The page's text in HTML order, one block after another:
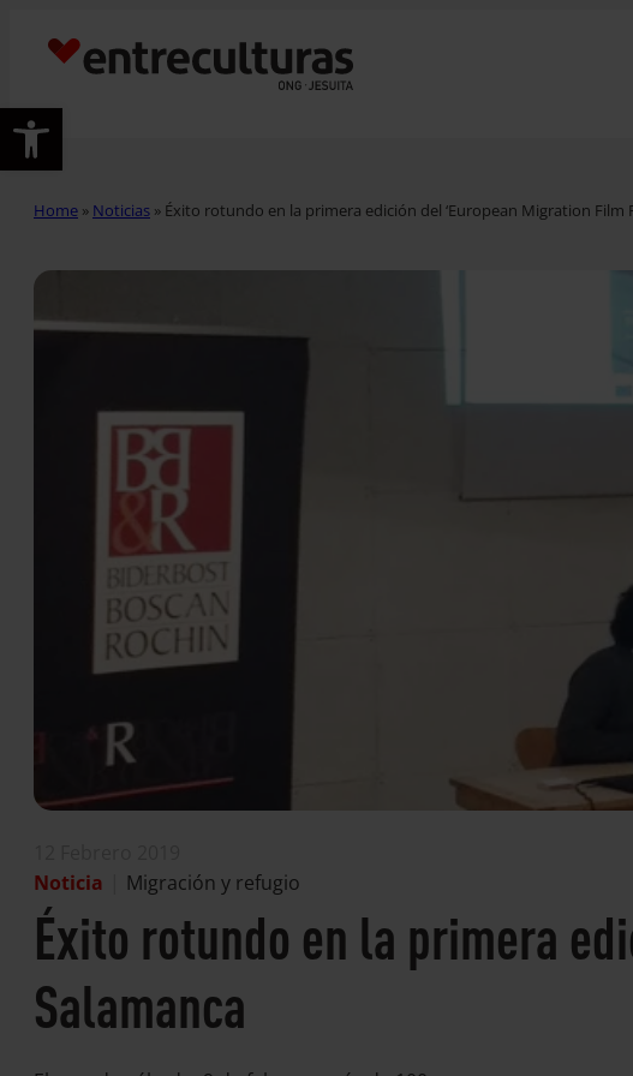
Abrir barra de herramientas
Home » Noticias » Éxito rotundo en la primera edición del ‘European Migration Film
Noticia
Migración y refugio
Éxito rotundo en la primera
Salamanca